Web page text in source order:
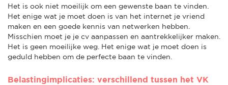
Het is ook niet moeilijk om een gewenste baan te vinden.
Het enige wat je moet doen is van het internet je vriend
maken en een goede kennis van netwerken hebben.
Misschien moet je je cv aanpassen en aantrekkelijker maken.
Het is geen moeilijke weg. Het enige wat je moet doen is
geduld hebben om de perfecte baan te vinden.
Belastingimplicaties: verschillend tussen het VK